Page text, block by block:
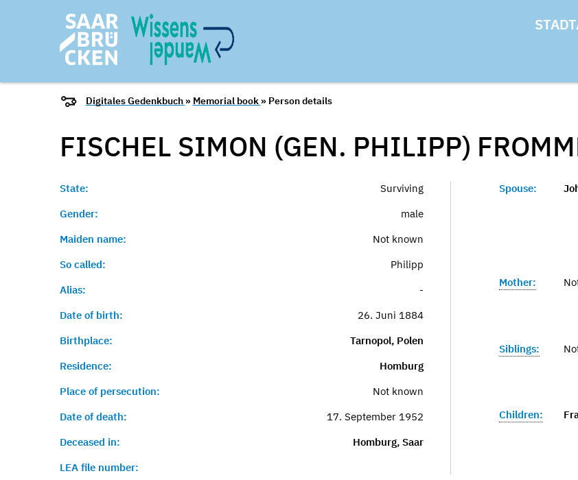
Digitales Gedenkbuch » Memorial book » Person details
FISCHEL SIMON (GEN. PHILIPP)
State:
Surviving
Gender:
male
Maiden name:
Not known
So called:
Philipp
Alias:
-
Date of birth:
26. Juni 1884
Birthplace:
Tarnopol, Polen
Residence:
Homburg
Place of persecution:
Not known
Date of death:
17. September 1952
Deceased in:
Homburg, Saar
LEA file number:
Spouse:
Mother:
Siblings:
Children: